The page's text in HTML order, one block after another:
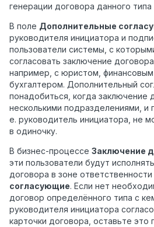
генерации договора данного
В поле Дополнительные
руководителя инициатора и
пользователи системы, с
согласовать заключение
например, с юристом, финансовым
бухгалтером. Дополнительный
понадобиться, когда заключение
несколькими подразделениями, и
е. руководитель инициатора, не
в одиночку.
В бизнес-процессе Заключение
эти пользователи будут
договора в зоне ответственности
согласующие. Если нет
договор определённого типа с
руководителя инициатора
карточки договора, оставьте это